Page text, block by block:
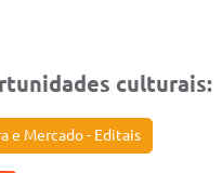
culturais:
e Mercado - Editais